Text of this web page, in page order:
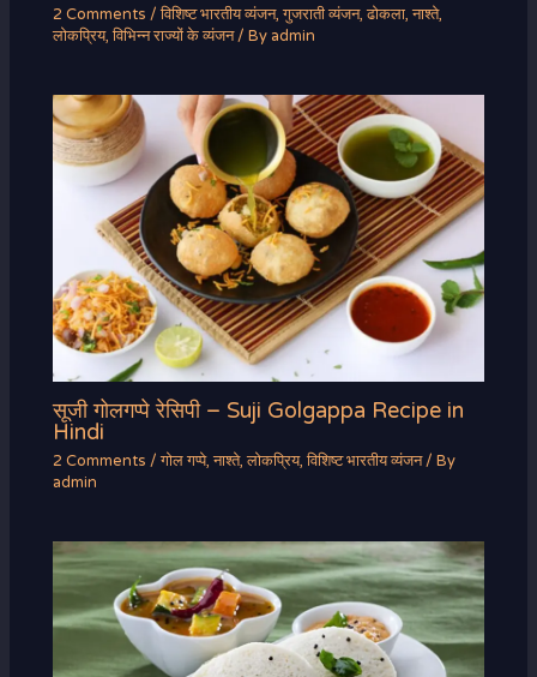
2 Comments /विशिष्ट भारतीय व्यंजन,गुजराती व्यंजन,ढोकला,नाश्ते,
लोकप्रिय,विभिन्न राज्यों के व्यंजन/ By admin
सूजी गोलगप्पे रेसिपी – Suji Golgappa Recipe in
Hindi
2 Comments /गोल गप्पे,नाश्ते,लोकप्रिय,विशिष्ट भारतीय व्यंजन/ By
admin